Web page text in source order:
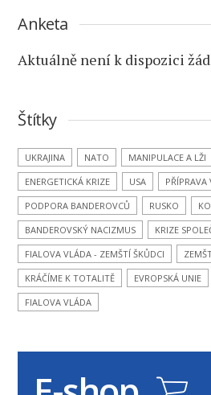
Anketa
Aktuálně není k dispozici
Štítky
UKRAJINA NATO MANIPULACE A LŽI
ENERGETICKÁ KRIZE
USA
PŘÍPRAVA
PODPORA BANDEROVCŮ
RUSKO
BANDEROVSKÝ NACIZMUS
KRIZE
FIALOVA VLÁDA - ZEMŠTÍ ŠKŮDCI
KRÁČÍME K TOTALITĚ
EVROPSKÁ UNIE
FIALOVA VLÁDA